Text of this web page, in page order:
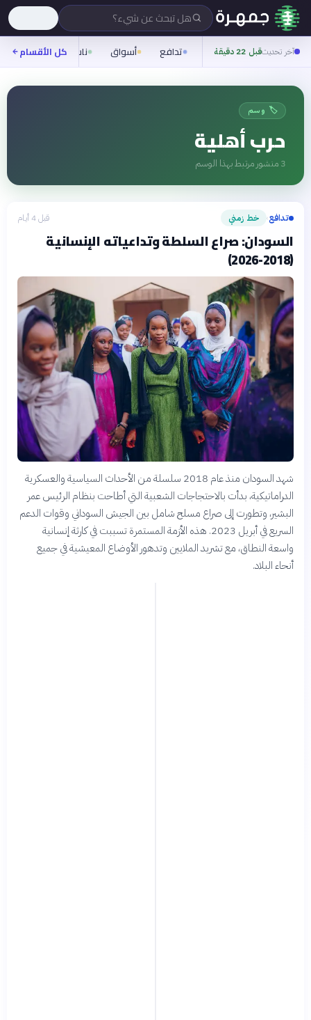
هل تبحث عن شيء؟
آخر تحديثقبل 22 دقيقة تدافع أسواق ناس روح
كل الأقسام
🏷️ وسم
حرب أهلية
3 منشور مرتبط بهذا الوسم
تدافع› خط زمني قبل 4 أيام
السودان: صراع السلطة وتداعياته الإنسانية
(2018-2026)
شهد السودان منذ عام 2018 سلسلة من الأحداث السياسية والعسكرية
الدراماتيكية، بدأت بالاحتجاجات الشعبية التي أطاحت بنظام الرئيس عمر
البشير، وتطورت إلى صراع مسلح شامل بين الجيش السوداني وقوات الدعم
السريع في أبريل 2023. هذه الأزمة المستمرة تسببت في كارثة إنسانية
واسعة النطاق، مع تشريد الملايين وتدهور الأوضاع المعيشية في جميع
أنحاء البلاد.